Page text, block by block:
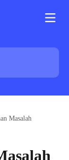
Masalah